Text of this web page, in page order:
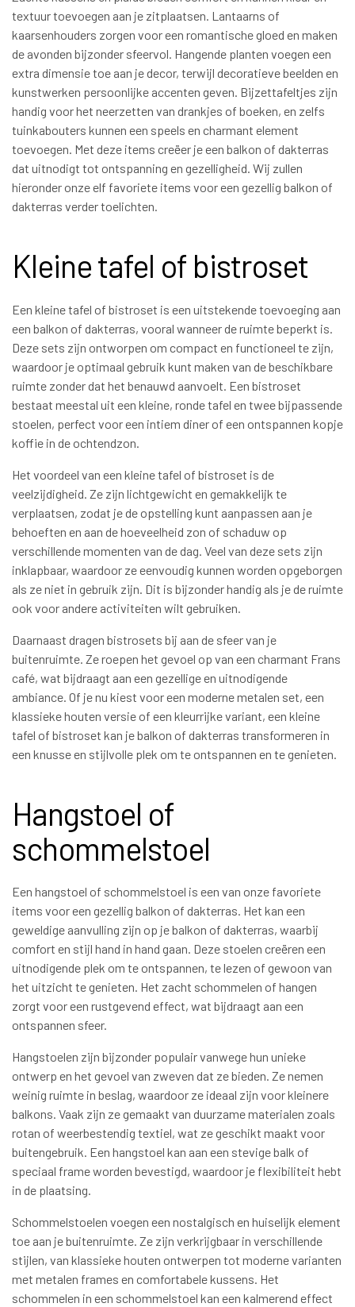
textuur toevoegen aan je zitplaatsen. Lantaarns of
kaarsenhouders zorgen voor een romantische gloed en maken
de avonden bijzonder sfeervol. Hangende planten voegen een
extra dimensie toe aan je decor, terwijl decoratieve beelden en
kunstwerken persoonlijke accenten geven. Bijzettafeltjes zijn
handig voor het neerzetten van drankjes of boeken, en zelfs
tuinkabouters kunnen een speels en charmant element
toevoegen. Met deze items creëer je een balkon of dakterras
dat uitnodigt tot ontspanning en gezelligheid. Wij zullen
hieronder onze elf favoriete items voor een gezellig balkon of
dakterras verder toelichten.
Kleine tafel of bistroset
Een kleine tafel of bistroset is een uitstekende toevoeging aan
een balkon of dakterras, vooral wanneer de ruimte beperkt is.
Deze sets zijn ontworpen om compact en functioneel te zijn,
waardoor je optimaal gebruik kunt maken van de beschikbare
ruimte zonder dat het benauwd aanvoelt. Een bistroset
bestaat meestal uit een kleine, ronde tafel en twee bijpassende
stoelen, perfect voor een intiem diner of een ontspannen kopje
koffie in de ochtendzon.
Het voordeel van een kleine tafel of bistroset is de
veelzijdigheid. Ze zijn lichtgewicht en gemakkelijk te
verplaatsen, zodat je de opstelling kunt aanpassen aan je
behoeften en aan de hoeveelheid zon of schaduw op
verschillende momenten van de dag. Veel van deze sets zijn
inklapbaar, waardoor ze eenvoudig kunnen worden opgeborgen
als ze niet in gebruik zijn. Dit is bijzonder handig als je de ruimte
ook voor andere activiteiten wilt gebruiken.
Daarnaast dragen bistrosets bij aan de sfeer van je
buitenruimte. Ze roepen het gevoel op van een charmant Frans
café, wat bijdraagt aan een gezellige en uitnodigende
ambiance. Of je nu kiest voor een moderne metalen set, een
klassieke houten versie of een kleurrijke variant, een kleine
tafel of bistroset kan je balkon of dakterras transformeren in
een knusse en stijlvolle plek om te ontspannen en te genieten.
Hangstoel of
schommelstoel
Een hangstoel of schommelstoel is een van onze favoriete
items voor een gezellig balkon of dakterras. Het kan een
geweldige aanvulling zijn op je balkon of dakterras, waarbij
comfort en stijl hand in hand gaan. Deze stoelen creëren een
uitnodigende plek om te ontspannen, te lezen of gewoon van
het uitzicht te genieten. Het zacht schommelen of hangen
zorgt voor een rustgevend effect, wat bijdraagt aan een
ontspannen sfeer.
Hangstoelen zijn bijzonder populair vanwege hun unieke
ontwerp en het gevoel van zweven dat ze bieden. Ze nemen
weinig ruimte in beslag, waardoor ze ideaal zijn voor kleinere
balkons. Vaak zijn ze gemaakt van duurzame materialen zoals
rotan of weerbestendig textiel, wat ze geschikt maakt voor
buitengebruik. Een hangstoel kan aan een stevige balk of
speciaal frame worden bevestigd, waardoor je flexibiliteit hebt
in de plaatsing.
Schommelstoelen voegen een nostalgisch en huiselijk element
toe aan je buitenruimte. Ze zijn verkrijgbaar in verschillende
stijlen, van klassieke houten ontwerpen tot moderne varianten
met metalen frames en comfortabele kussens. Het
schommelen in een schommelstoel kan een kalmerend effect